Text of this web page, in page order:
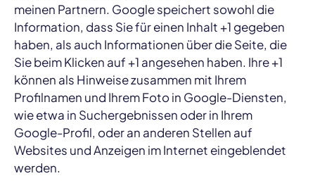
meinen Partnern. Google speichert sowohl die
Information, dass Sie für einen Inhalt +1 gegeben
haben, als auch Informationen über die Seite, die
Sie beim Klicken auf +1 angesehen haben. Ihre +1
können als Hinweise zusammen mit Ihrem
Profilnamen und Ihrem Foto in Google-Diensten,
wie etwa in Suchergebnissen oder in Ihrem
Google-Profil, oder an anderen Stellen auf
Websites und Anzeigen im Internet eingeblendet
werden.